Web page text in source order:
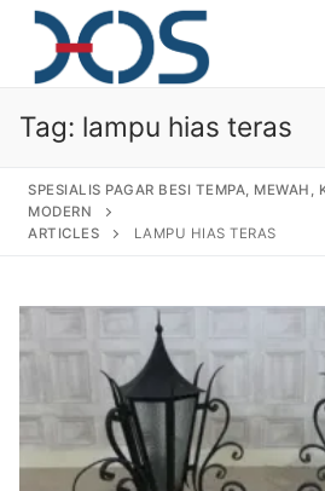
About Us
Pagar Besi Tempa Klasik
Gallery
Tag: lampu hias teras
SPESIALIS PAGAR BESI TEMPA, MEWAH,
MODERN
ARTICLES
LAMPU HIAS TERAS